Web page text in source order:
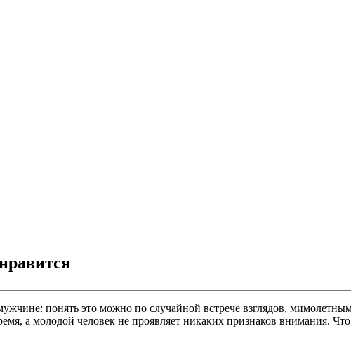
понять это можно по случайной встрече взглядов,
а молодой человек не проявляет никаких признаков внимания.